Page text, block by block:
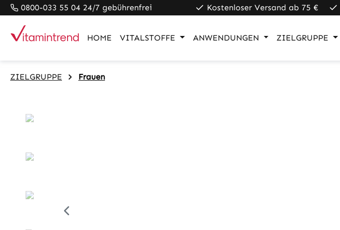
Zur Hauptnavigation springen
0800-033 55 04 24/7 gebührenfrei Kostenloser Versand ab 75 €
HOME VITALSTOFFE ANWENDUNGEN ZIELGRUPPE
ZIELGRUPPE Frauen